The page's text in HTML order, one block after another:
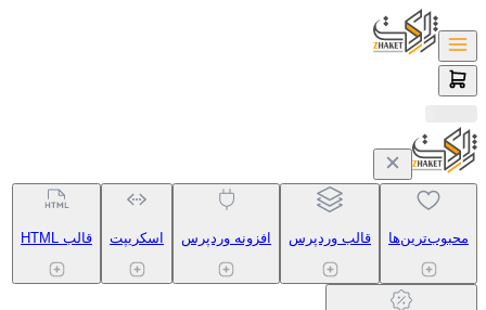
محبوب‌ترین‌ها قالب وردپرس افزونه وردپرس اسکریپت قالب HTML